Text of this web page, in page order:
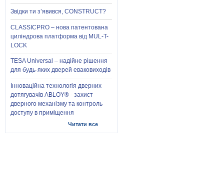
Звідки ти з’явився, CONSTRUCT?
CLASSICPRO – нова патентована
циліндрова платформа від MUL-T-
LOCK
TESA Universal – надійне рішення
для будь-яких дверей еваковиходів
Інноваційна технологія дверних
дотягувачів ABLOY® - захист
дверного механізму та контроль
доступу в приміщення
Читати все